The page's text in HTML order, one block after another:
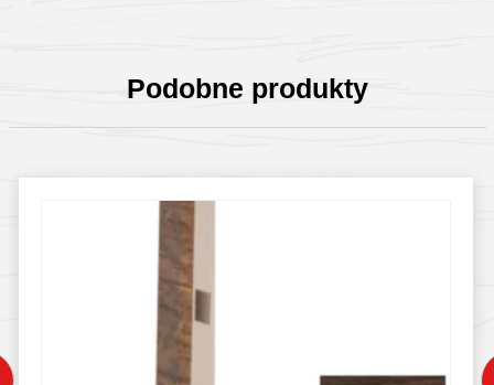
Podobne produkty